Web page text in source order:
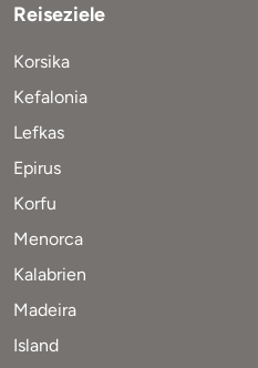
Reiseziele
Korsika
Kefalonia
Lefkas
Epirus
Korfu
Menorca
Kalabrien
Madeira
Island